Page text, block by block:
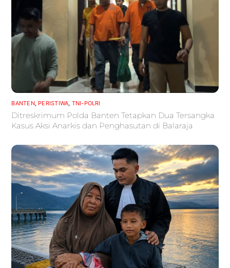
BANTEN, PERISTIWA TNI-POLRI
Ditreskrimum Polda Banten Tetapkan Dua Tersangka
Kasus Aksi Anarkis dan Penghasutan di Balaraja